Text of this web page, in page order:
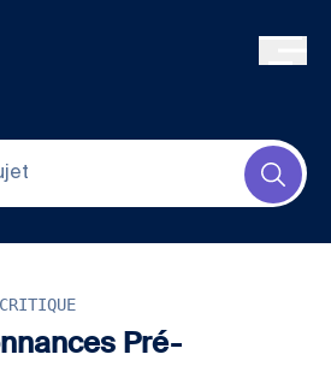
Pré-